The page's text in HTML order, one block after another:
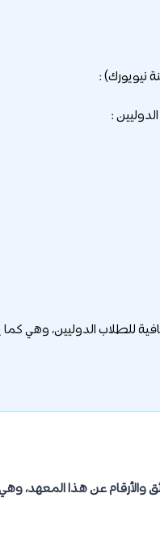
:
للطلاب الدوليين، وهي كما